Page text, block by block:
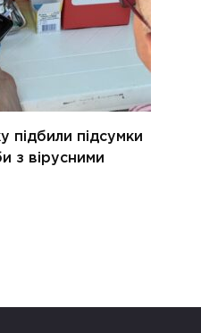
підбили підсумки
з вірусними